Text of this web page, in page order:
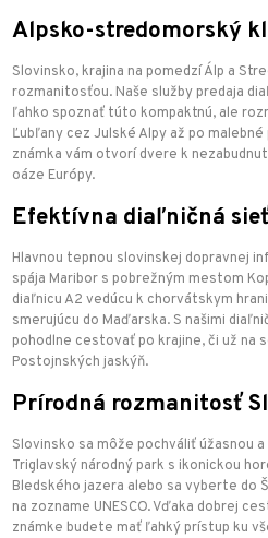
Alpsko-stredomorský
Slovinsko, krajina na pomedzí Álp a
rozmanitosťou. Naše služby predaja
ľahko spoznať túto kompaktnú, ale
Ľubľany cez Julské Alpy až po
známka vám otvorí dvere k
oáze Európy.
Efektívna diaľničná
Hlavnou tepnou slovinskej dopravnej
spája Maribor s pobrežným mestom
diaľnicu A2 vedúcu k chorvátskym
smerujúcu do Maďarska. S našimi
pohodlne cestovať po krajine, či už na
Postojnských jaskýň.
Prírodná rozmanitosť
Slovinsko sa môže pochváliť úžasnou
Triglavský národný park s ikonickou
Bledského jazera alebo sa vyberte do
na zozname UNESCO. Vďaka dobrej
známke budete mať ľahký prístup ku